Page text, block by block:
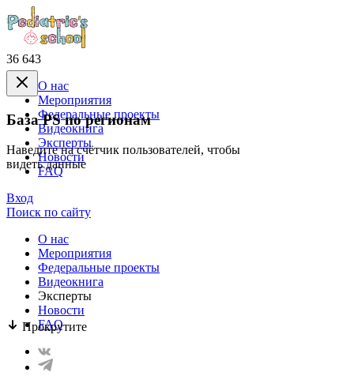
36 643
База PS по регионам
Наведите на счётчик пользователей, чтобы
видеть данные
Прокрутите
О нас
Mероприятия
Федеральные проекты
Видеокнига
Эксперты
Новости
FAQ
Вход
Поиск по сайту
О нас
Mероприятия
Федеральные проекты
Видеокнига
Эксперты
Новости
FAQ